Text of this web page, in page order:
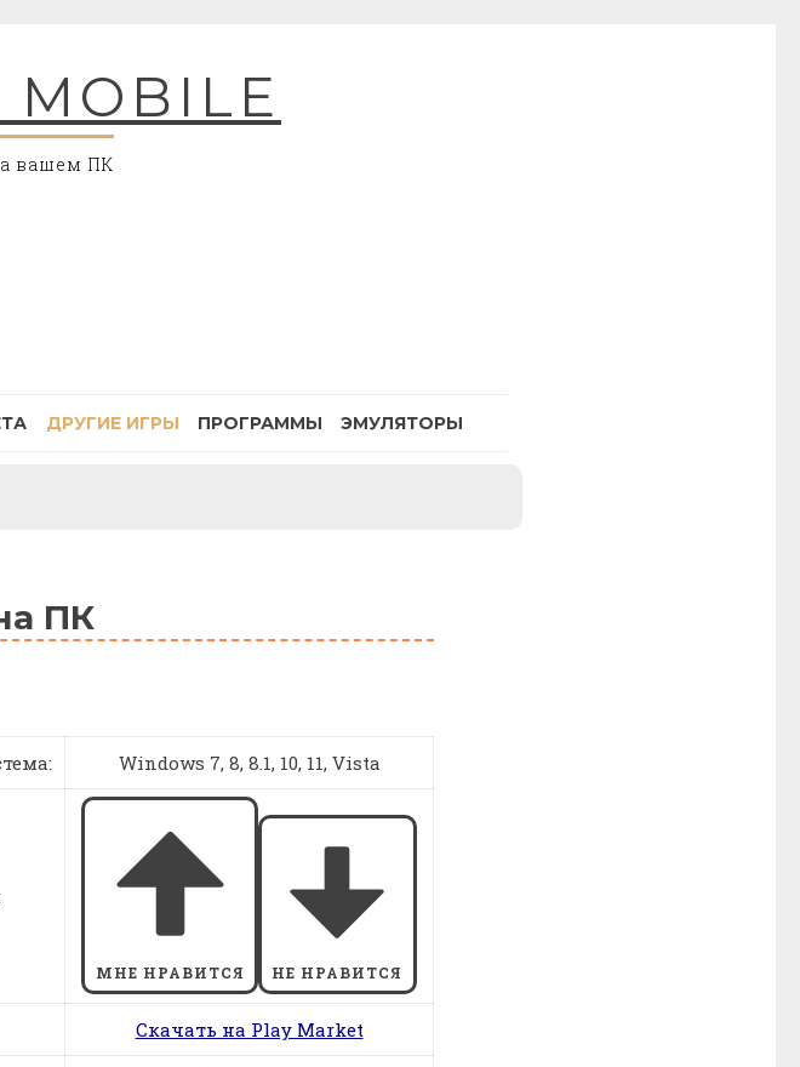
MOBILE
вашем ПК
ДРУГИЕ ИГРЫ ПРОГРАММЫ ЭМУЛЯТОРЫ
ПК
Windows 7, 8, 8.1, 10, 11, Vista
МНЕ НРАВИТСЯ НЕ НРАВИТСЯ
Скачать на Play Market